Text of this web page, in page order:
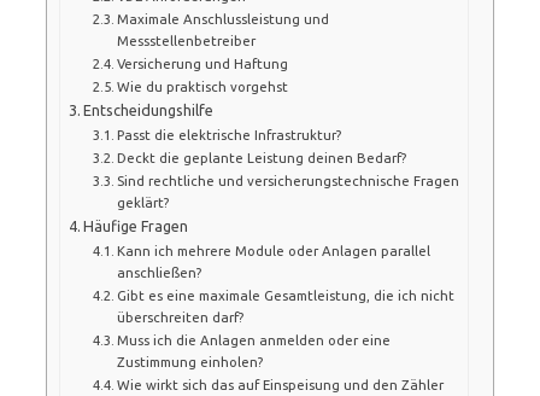
Maximale Anschlussleistung und
Messstellenbetreiber
Versicherung und Haftung
Wie du praktisch vorgehst
Entscheidungshilfe
Passt die elektrische Infrastruktur?
Deckt die geplante Leistung deinen Bedarf?
Sind rechtliche und versicherungstechnische Fragen
geklärt?
Häufige Fragen
Kann ich mehrere Module oder Anlagen parallel
anschließen?
Gibt es eine maximale Gesamtleistung, die ich nicht
überschreiten darf?
Muss ich die Anlagen anmelden oder eine
Zustimmung einholen?
Wie wirkt sich das auf Einspeisung und den Zähler